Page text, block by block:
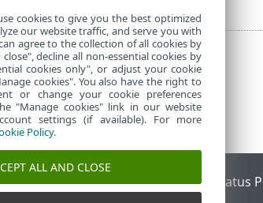
de ESETForo de ESETESET Status
cookies to give you the best optimized
our website traffic, and serve you with
agree to the collection of all cookies by
decline all non-essential cookies by
cookies only", or adjust your cookie
cookies". You also have the right to
or change your cookie preferences
"Manage cookies" link in our website
settings (if available). For more
Policy.
ALL AND CLOSE